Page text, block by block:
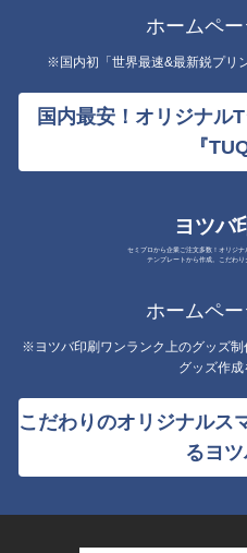
ホームペ
※国内初「世界最速&最新鋭プリ
国内最安！オリジナル
『
ヨツバ
セミプロから企業ご注文多数！オリジナ
テンプレートから作成。こだわり
ホームペ
※ヨツバ印刷ワンランク上のグッズ
グッズ作成
こだわりのオリジナルス
るヨ